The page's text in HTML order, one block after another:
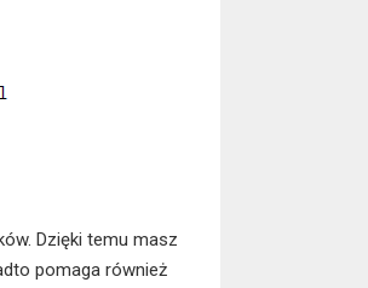
Dzięki temu masz
pomaga również